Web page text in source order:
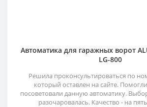
Автоматика для гаражных ворот
LG-800
Решила проконсультироваться по
который оставлен на сайте.
посоветовали данную автоматику.
разочаровалась. Качество - на